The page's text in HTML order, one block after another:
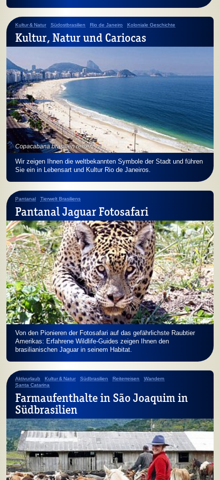
Kultur & Natur Südostbrasilien Rio de Janeiro Koloniale Geschichte
Kultur, Natur und Cariocas
Copacabana brasilien reisen
Wir zeigen Ihnen die weltbekannten Symbole der Stadt und führen
Sie ein in Lebensart und Kultur Rio de Janeiros.
Pantanal Tierwelt Brasiliens
Pantanal Jaguar Fotosafari
Von den Pionieren der Fotosafari auf das gefährlichste Raubtier
Amerikas: Erfahrene Wildlife-Guides zeigen Ihnen den
brasilianischen Jaguar in seinem Habitat.
Aktivurlaub Kultur & Natur Südbrasilien Reiterreisen
Wandern
Santa Catarina
Farmaufenthalte in São Joaquim in
Südbrasilien